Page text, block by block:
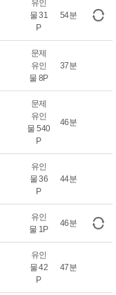
유인
물 31
P
54분
문제
유인
물 8P
37분
문제
유인
물 540
P
46분
유인
물 36
P
44분
유인
물 1P
46분
유인
물 42
P
47분